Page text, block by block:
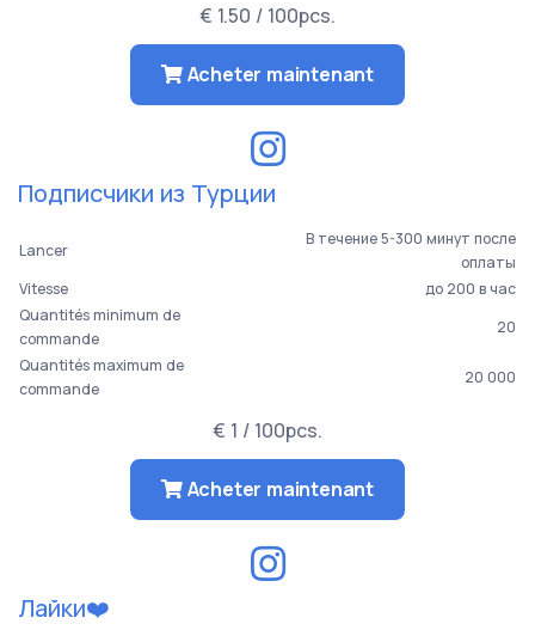
€ 1.50 / 100pcs.
Acheter maintenant
Подписчики из Турции
Lancer
В течение 5-300 минут после
оплаты
Vitesse
до 200 в час
Quantités minimum de
commande
20
Quantités maximum de
commande
20 000
€ 1 / 100pcs.
Acheter maintenant
Лайки❤️